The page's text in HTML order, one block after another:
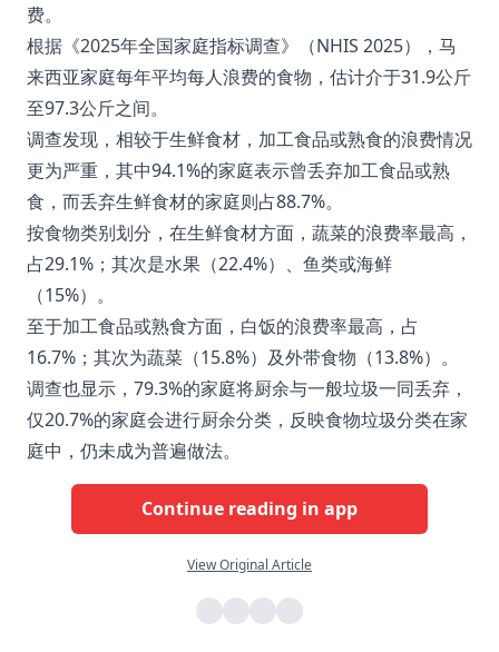
费。
根据《2025年全国家庭指标调查》（NHIS 2025），马
来西亚家庭每年平均每人浪费的食物，估计介于31.9公斤
至97.3公斤之间。
调查发现，相较于生鲜食材，加工食品或熟食的浪费情况
更为严重，其中94.1%的家庭表示曾丢弃加工食品或熟
食，而丢弃生鲜食材的家庭则占88.7%。
按食物类别划分，在生鲜食材方面，蔬菜的浪费率最高，
占29.1%；其次是水果（22.4%）、鱼类或海鲜
（15%）。
至于加工食品或熟食方面，白饭的浪费率最高，占
16.7%；其次为蔬菜（15.8%）及外带食物（13.8%）。
调查也显示，79.3%的家庭将厨余与一般垃圾一同丢弃，
仅20.7%的家庭会进行厨余分类，反映食物垃圾分类在家
庭中，仍未成为普遍做法。
Continue reading in app
View Original Article